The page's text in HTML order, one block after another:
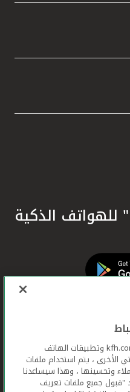
عندما تستخدم ,kfh.com, kfhonline.com وتطبيقات الهاتف
الأخرى ، يتم استخدام ملفات
وتحسينها ، وهذا سيساعدنا
"قبول جميع ملفات تعريف